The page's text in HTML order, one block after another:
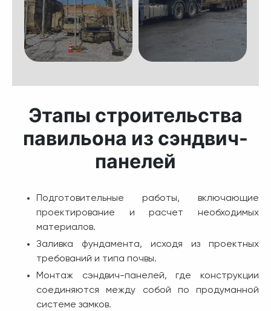
Этапы строительства
павильона из сэндвич-
панелей
Подготовительные работы, включающие
проектирование и расчет необходимых
материалов.
Заливка фундамента, исходя из проектных
требований и типа почвы.
Монтаж сэндвич-панелей, где конструкции
соединяются между собой по продуманной
системе замков.